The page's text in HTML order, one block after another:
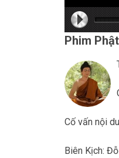
Phim
Cố vấn nội
Biên Kịch: